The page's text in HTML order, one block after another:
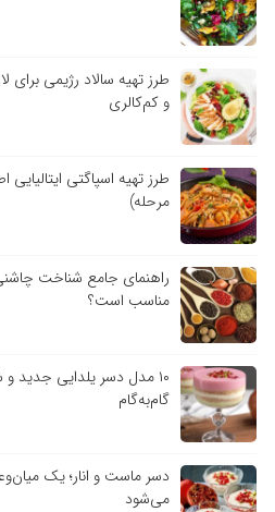
طرز تهیه سالاد رژیمی
و کم‌کالری
مرحله)
راهنمای جامع شناخت
مناسب است؟
گام‌به‌گام
می‌شود